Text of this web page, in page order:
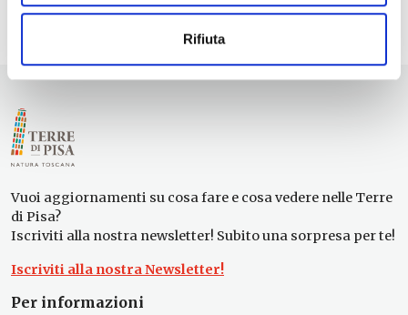
Rifiuta
2 3 >
Vuoi aggiornamenti su cosa fare e cosa vedere nelle Terre
di Pisa?
Iscriviti alla nostra newsletter! Subito una sorpresa per te!
Iscriviti alla nostra Newsletter!
Per informazioni